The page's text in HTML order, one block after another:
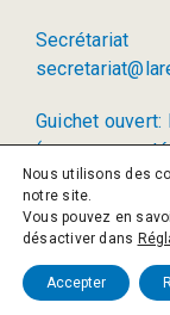
Secrétariat
Guichet
(permanence
17h00)
© 2026 La
Nous utilisons des
notre site.
Vous pouvez en
désactiver dans
Accepter